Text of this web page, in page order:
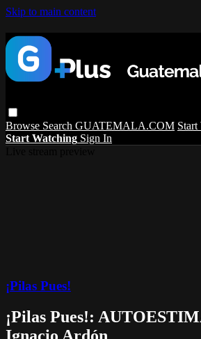
Skip to main content
Browse Search GUATEMALA.COM Start
Start Watching Sign In
¡Pilas Pues!
¡Pilas Pues!:
Ignacio Ardón